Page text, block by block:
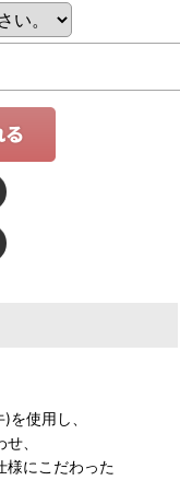
使用し、
、
様にこだわった